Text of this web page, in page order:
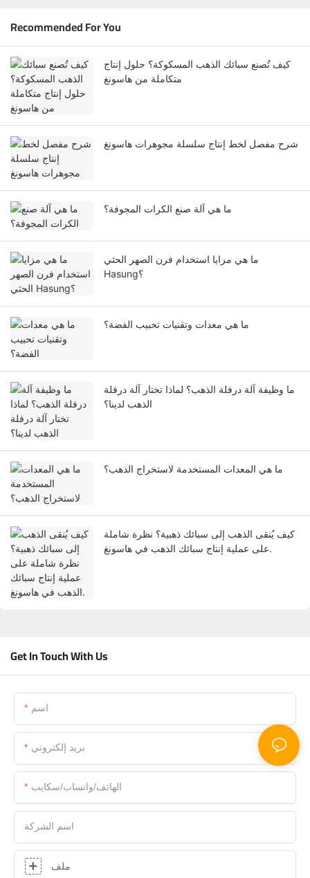
Recommended For You
كيف تُصنع سبائك الذهب المسكوكة؟ حلول إنتاج
متكاملة من هاسونغ
شرح مفصل لخط إنتاج سلسلة مجوهرات هاسونغ
ما هي آلة صنع الكرات المجوفة؟
ما هي مزايا استخدام فرن الصهر الحثي
Hasung؟
ما هي معدات وتقنيات تحبيب الفضة؟
ما وظيفة آلة درفلة الذهب؟ لماذا تختار آلة درفلة
الذهب لدينا؟
ما هي المعدات المستخدمة لاستخراج الذهب؟
كيف يُنقى الذهب إلى سبائك ذهبية؟ نظرة شاملة
على عملية إنتاج سبائك الذهب في هاسونغ.
Get In Touch With Us
اسم
بريد إلكتروني
الهاتف/واتساب/سكايب
اسم الشركة
ملف